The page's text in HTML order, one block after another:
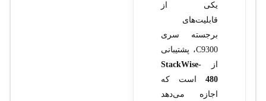
یکی از
قابلیت‌های
برجسته سری
C9300، پشتیبانی
از StackWise-
480است که
اجازه می‌دهد